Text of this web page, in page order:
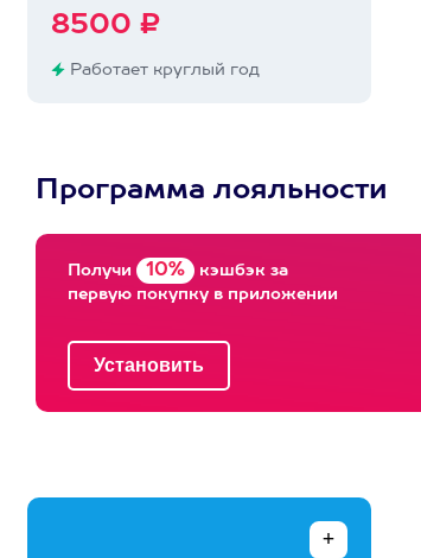
8500 ₽
Работает круглый год
Программа лояльности
Получи 10% кэшбэк за
первую покупку в приложении